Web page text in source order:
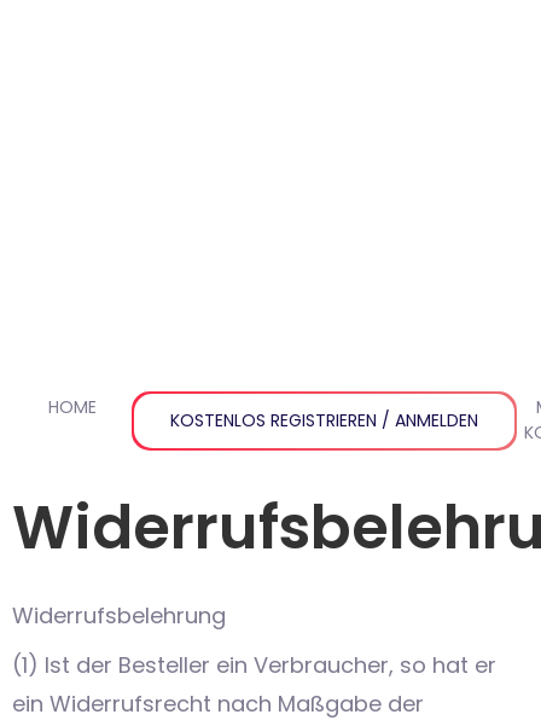
HOME
KOSTENLOS REGISTRIEREN / ANMELDEN
Widerrufsbelehrung
(1) Ist der Besteller ein Verbraucher, so hat er
ein Widerrufsrecht nach Maßgabe der